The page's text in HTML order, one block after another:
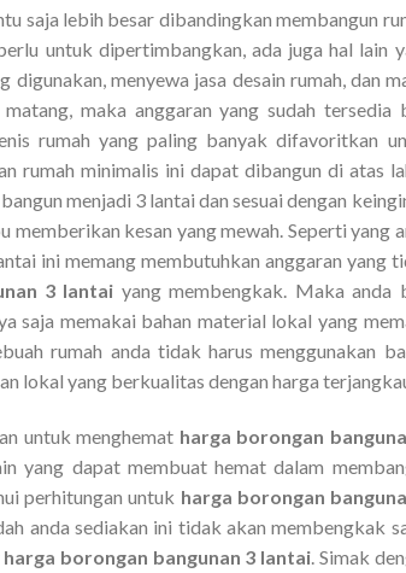
saja lebih besar dibandingkan membangun
untuk dipertimbangkan, ada juga hal lain
menyewa jasa desain rumah, dan
maka anggaran yang sudah tersedia
rumah yang paling banyak difavoritkan
rumah minimalis ini dapat dibangun di atas
menjadi 3 lantai dan sesuai dengan
kesan yang mewah. Seperti yang
ini memang membutuhkan anggaran yang
3 lantai yang membengkak. Maka anda
saja memakai bahan material lokal yang
rumah anda tidak harus menggunakan
lokal yang berkualitas dengan harga
untuk menghemat harga borongan
yang dapat membuat hemat dalam
perhitungan untuk harga borongan
anda sediakan ini tidak akan membengkak
harga borongan bangunan 3 lantai. Simak